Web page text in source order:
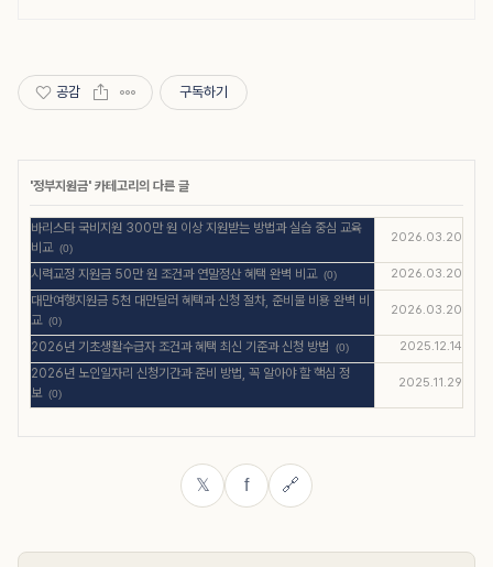
공감 구독하기
'정부지원금' 카테고리의 다른 글
바리스타 국비지원 300만 원 이상 지원받는 방법과 실습 중심 교육
비교 (0)
2026.03.20
시력교정 지원금 50만 원 조건과 연말정산 혜택 완벽 비교 (0) 2026.03.20
대만여행지원금 5천 대만달러 혜택과 신청 절차, 준비물 비용 완벽 비
교 (0)
2026.03.20
2026년 기초생활수급자 조건과 혜택 최신 기준과 신청 방법 (0) 2025.12.14
2026년 노인일자리 신청기간과 준비 방법, 꼭 알아야 할 핵심 정
보 (0)
2025.11.29
𝕏 f 🔗